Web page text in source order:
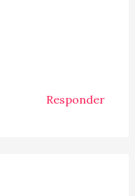
Responder